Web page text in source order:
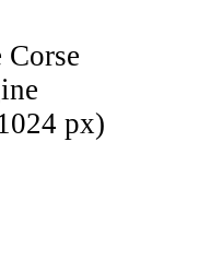
Corse
px)